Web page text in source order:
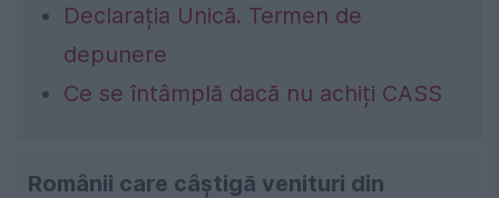
Declarația Unică. Termen de
depunere
Ce se întâmplă dacă nu achiți CASS
Românii care câștigă venituri din